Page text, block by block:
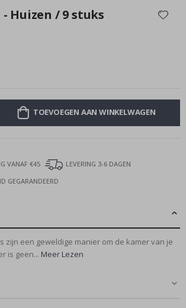
Huizen / 9 stuks
TOEVOEGEN AAN WINKELWAGEN
VANAF €45
LEVERING 3-6 DAGEN
GEGARANDEERD
zijn een geweldige manier om de kamer van je
is geen... Meer Lezen